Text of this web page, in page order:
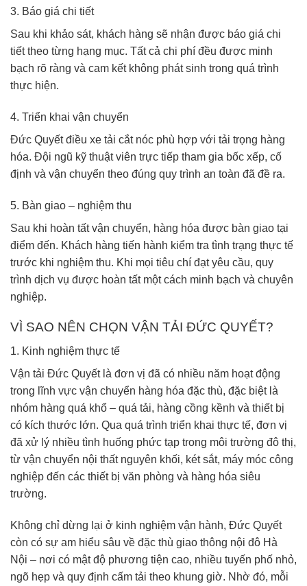
3. Báo giá chi tiết
Sau khi khảo sát, khách hàng sẽ nhận được báo giá chi
tiết theo từng hạng mục. Tất cả chi phí đều được minh
bạch rõ ràng và cam kết không phát sinh trong quá trình
thực hiện.
4. Triển khai vận chuyển
Đức Quyết điều xe tải cắt nóc phù hợp với tải trọng hàng
hóa. Đội ngũ kỹ thuật viên trực tiếp tham gia bốc xếp, cố
định và vận chuyển theo đúng quy trình an toàn đã đề ra.
5. Bàn giao – nghiệm thu
Sau khi hoàn tất vận chuyển, hàng hóa được bàn giao tại
điểm đến. Khách hàng tiến hành kiểm tra tình trạng thực tế
trước khi nghiệm thu. Khi mọi tiêu chí đạt yêu cầu, quy
trình dịch vụ được hoàn tất một cách minh bạch và chuyên
nghiệp.
VÌ SAO NÊN CHỌN VẬN TẢI ĐỨC QUYẾT?
1. Kinh nghiệm thực tế
Vận tải Đức Quyết là đơn vị đã có nhiều năm hoạt động
trong lĩnh vực vận chuyển hàng hóa đặc thù, đặc biệt là
nhóm hàng quá khổ – quá tải, hàng cồng kềnh và thiết bị
có kích thước lớn. Qua quá trình triển khai thực tế, đơn vị
đã xử lý nhiều tình huống phức tạp trong môi trường đô thị,
từ vận chuyển nội thất nguyên khối, két sắt, máy móc công
nghiệp đến các thiết bị văn phòng và hàng hóa siêu
trường.
Không chỉ dừng lại ở kinh nghiệm vận hành, Đức Quyết
còn có sự am hiểu sâu về đặc thù giao thông nội đô Hà
Nội – nơi có mật độ phương tiện cao, nhiều tuyến phố nhỏ,
ngõ hẹp và quy định cấm tải theo khung giờ. Nhờ đó, mỗi